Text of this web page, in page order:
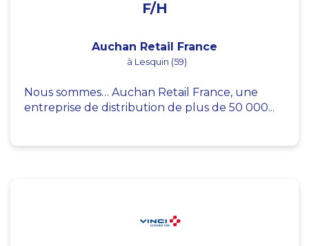
F/H
Auchan Retail France
à Lesquin (59)
Nous sommes… Auchan Retail France, une
entreprise de distribution de plus de 50 000...